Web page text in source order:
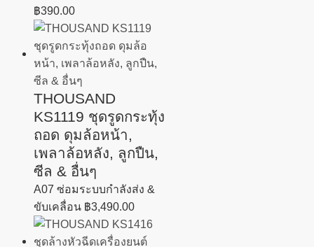
฿390.00
THOUSAND
KS1119 ชุดรูดกระทุ้ง
ถอด ดุมล้อหน้า,
เพลาล้อหลัง, ลูกปืน,
ซีล & อื่นๆ
A07 ซ่อมระบบกำลังส่ง &
ขับเคลื่อน ฿3,490.00